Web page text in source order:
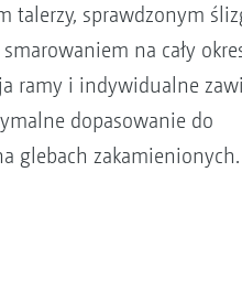
talerzy, sprawdzonym
na cały
ramy i indywidualne
dopasowanie do
glebach zakamienionych.